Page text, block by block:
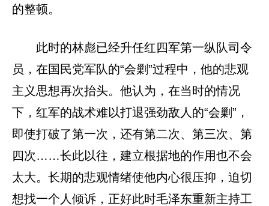
的整顿。
此时的林彪已经升任红四军第一纵队司令
员，在国民党军队的“会剿”过程中，他的悲观
主义思想再次抬头。他认为，在当时的情况
下，红军的战术难以打退强劲敌人的“会剿”，
即使打破了第一次，还有第二次、第三次、第
四次……长此以往，建立根据地的作用也不会
太大。长期的悲观情绪使他内心很压抑，迫切
想找一个人倾诉，正好此时毛泽东重新主持工